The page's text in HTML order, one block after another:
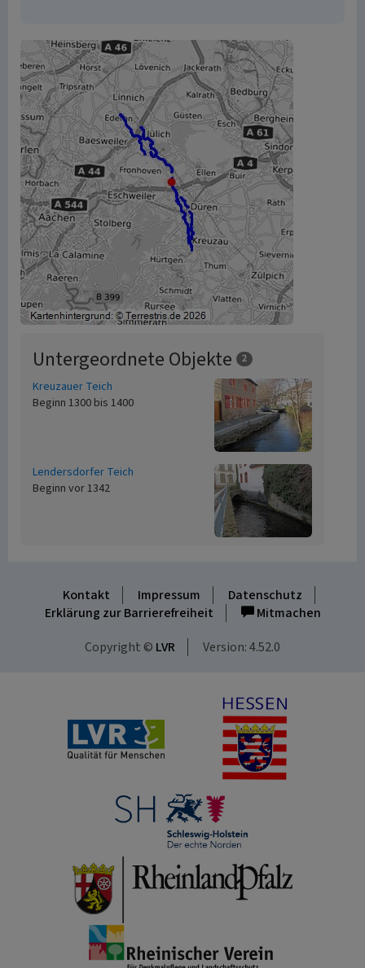
Untergeordnete Objekte 2
Kreuzauer Teich
Beginn 1300 bis 1400
Lendersdorfer Teich
Beginn vor 1342
Kontakt Impressum
Datenschutz
Erklärung zur Barrierefreiheit
Mitmachen
Copyright © LVR Version: 4.52.0